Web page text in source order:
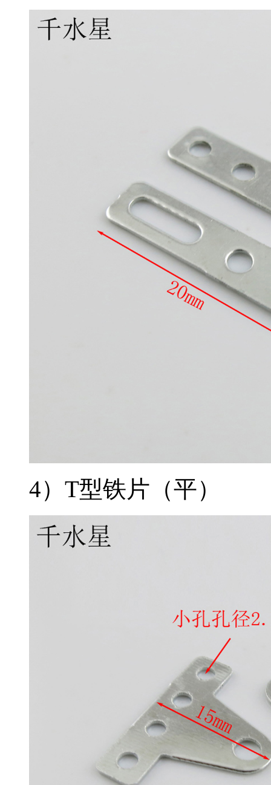
4）T型铁片（平）